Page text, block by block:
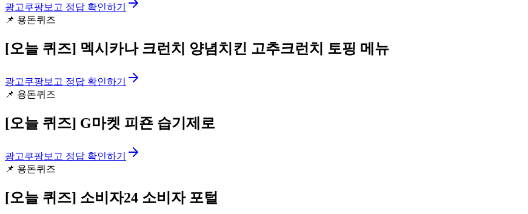
광고쿠팡보고 정답 확인하기
📌 용돈퀴즈
[오늘 퀴즈] 멕시카나 크런치 양념치킨 고추크런치 토핑 메뉴
광고쿠팡보고 정답 확인하기
📌 용돈퀴즈
[오늘 퀴즈] G마켓 피죤 습기제로
광고쿠팡보고 정답 확인하기
📌 용돈퀴즈
[오늘 퀴즈] 소비자24 소비자 포털